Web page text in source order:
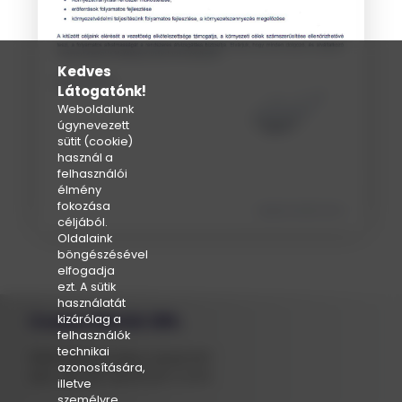
Csaba Metál ZRt.
5600 Békéscsaba, Kerek 637.
GPS: 46° 38' 46.9"N 21° 3' 9.1"E
Kedves
Látogatónk!
Weboldalunk
úgynevezett
sütit (cookie)
használ a
felhasználói
élmény
fokozása
céljából.
Oldalaink
böngészésével
elfogadja
ezt. A sütik
használatát
kizárólag a
felhasználók
technikai
azonosítására,
illetve